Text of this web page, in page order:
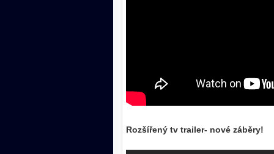
Rozšířený tv trailer- nové záběry!